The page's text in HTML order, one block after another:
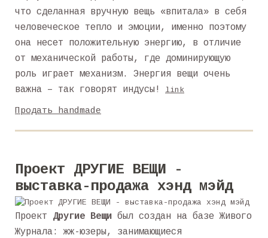
что сделанная вручную вещь «впитала» в себя
человеческое тепло и эмоции, именно поэтому
она несет положительную энергию, в отличие
от механической работы, где доминирующую
роль играет механизм. Энергия вещи очень
важна – так говорят индусы!
link
Продать handmade
Проект ДРУГИЕ ВЕЩИ -
выставка-продажа хэнд мэйд
Проект Другие Вещи был создан на базе Живого
Журнала: жж-юзеры, занимающиеся